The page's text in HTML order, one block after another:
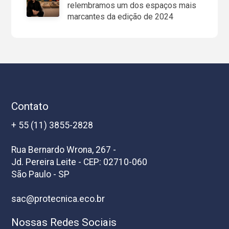
relembramos um dos espaços mais
marcantes da edição de 2024
Contato
+ 55 (11) 3855-2828
Rua Bernardo Wrona, 267 -
Jd. Pereira Leite - CEP: 02710-060
São Paulo - SP
sac@protecnica.eco.br
Nossas Redes Sociais